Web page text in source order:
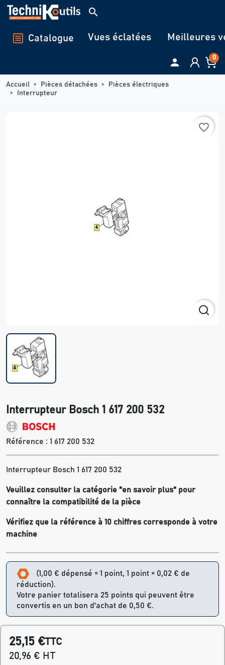
Panneau de gestion des cookies
search
Catalogue Vues éclatées Meilleures
 0
Accueil Pièces détachées
Pièces électriques
Interrupteur
favorite_border
Interrupteur Bosch 1 617 200 532
Référence : 1 617 200 532
Interrupteur Bosch 1 617 200 532
Veuillez consulter la catégorie "en savoir plus" pour
connaître la compatibilité de la pièce
Vérifiez que la référence à 10 chiffres corresponde à votre
machine
(1,00 € dépensé = 1 point, 1 point = 0,02 € de
réduction).
Votre panier totalisera 25 points qui peuvent être
convertis en un bon d'achat de 0,50 €.
25,15 €TTC
20,96 € HT